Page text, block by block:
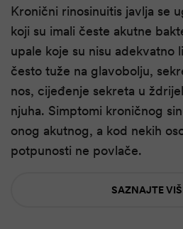
Kronični rinosinuitis javlja se
koji su imali česte akutne
upale koje su nisu adekvatno
često tuže na glavobolju,
nos, cijeđenje sekreta u
njuha. Simptomi kroničnog
onog akutnog, a kod nekih
potpunosti ne povlače.
SAZNAJTE